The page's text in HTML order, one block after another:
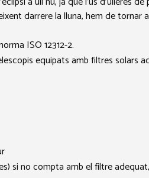
darrere la lluna, hem de tornar
ISO 12312-2.
equipats amb filtres solars
no compta amb el filtre